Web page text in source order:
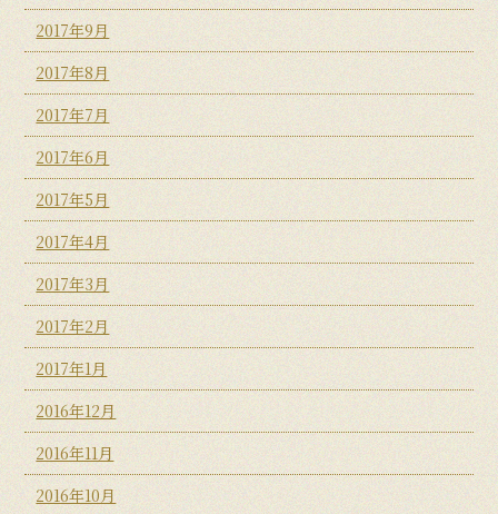
2017年9月
2017年8月
2017年7月
2017年6月
2017年5月
2017年4月
2017年3月
2017年2月
2017年1月
2016年12月
2016年11月
2016年10月